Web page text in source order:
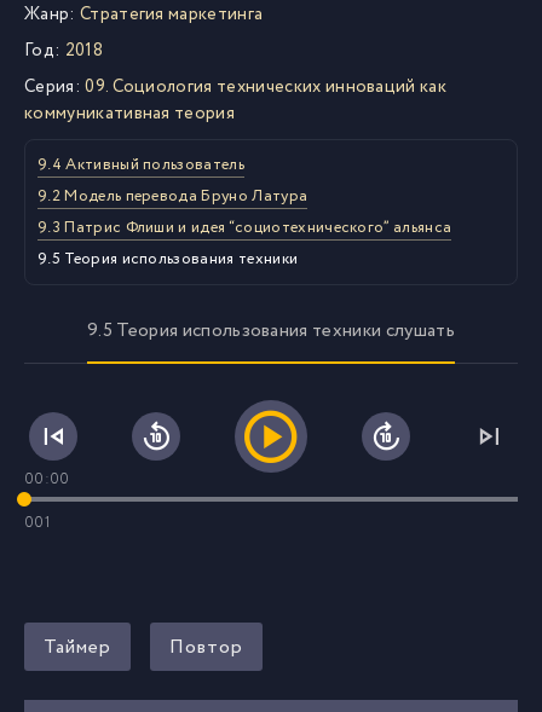
Жанр: Стратегия маркетинга
Год: 2018
Серия: 09. Социология технических инноваций как
коммуникативная теория
9.4 Активный пользователь
9.2 Модель перевода Бруно Латура
9.3 Патрис Флиши и идея “социотехнического” альянса
9.5 Теория использования техники
9.5 Теория использования техники слушать
00:00
001
Таймер Повтор